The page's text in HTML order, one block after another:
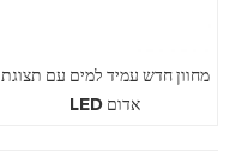
מחוון חדש עמיד למים עם תצוגת
LED אדום